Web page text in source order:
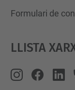
Formulari de
Llista